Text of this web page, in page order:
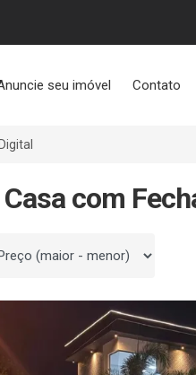
seu imóvel Contato
Casa com
por